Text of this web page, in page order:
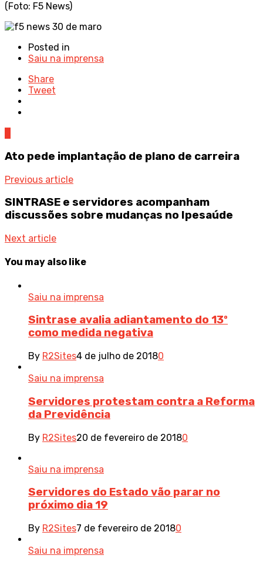
(Foto: F5 News)
Posted in
Saiu na imprensa
Share
Tweet
Ato pede implantação de plano de carreira
Previous article
SINTRASE e servidores acompanham
discussões sobre mudanças no Ipesaúde
Next article
You may also like
Saiu na imprensa
Sintrase avalia adiantamento do 13º
como medida negativa
By R2Sites4 de julho de 20180
Saiu na imprensa
Servidores protestam contra a Reforma
da Previdência
By R2Sites20 de fevereiro de 20180
Saiu na imprensa
Servidores do Estado vão parar no
próximo dia 19
By R2Sites7 de fevereiro de 20180
Saiu na imprensa